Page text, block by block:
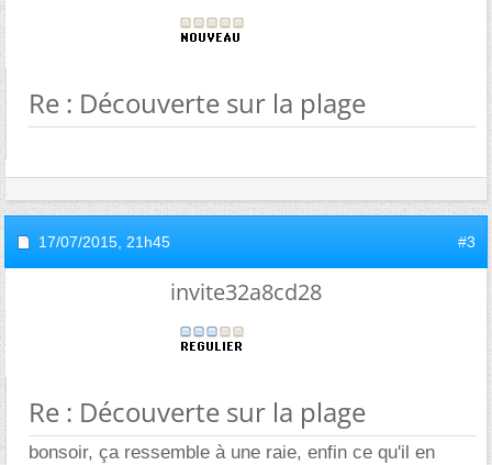
Re : Découverte sur la plage
17/07/2015, 21h45 #3
invite32a8cd28
Re : Découverte sur la plage
bonsoir, ça ressemble à une raie, enfin ce qu'il en